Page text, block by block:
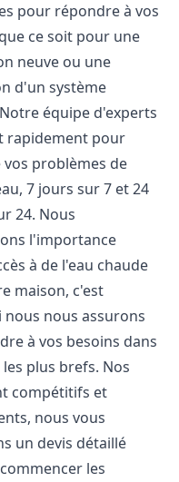
pour répondre à vos
ce soit pour une
neuve ou une
d'un système
équipe d'experts
rapidement pour
problèmes de
7 jours sur 7 et 24
24. Nous
l'importance
à de l'eau chaude
maison, c'est
nous assurons
à vos besoins dans
les plus brefs. Nos
compétitifs et
nous vous
un devis détaillé
les